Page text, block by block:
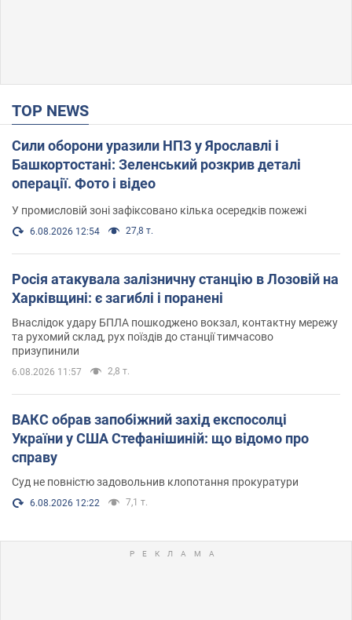
TOP NEWS
Сили оборони уразили НПЗ у Ярославлі і
Башкортостані: Зеленський розкрив деталі
операції. Фото і відео
У промисловій зоні зафіксовано кілька осередків пожежі
6.08.2026 12:54 27,8 т.
Росія атакувала залізничну станцію в Лозовій на
Харківщині: є загиблі і поранені
Внаслідок удару БПЛА пошкоджено вокзал, контактну мережу
та рухомий склад, рух поїздів до станції тимчасово
призупинили
6.08.2026 11:57 2,8 т.
ВАКС обрав запобіжний захід експосолці
України у США Стефанішиній: що відомо про
справу
Суд не повністю задовольнив клопотання прокуратури
6.08.2026 12:22 7,1 т.